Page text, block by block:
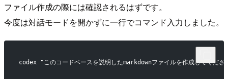
ファイル作成の際には確認されるはずです。
今度は対話モードを開かずに一行でコマンド入力しました。
codex "このコードベースを説明したmarkdownファイルを作成してくださ